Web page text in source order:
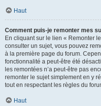
Haut
Comment puis-je remonter mes
En cliquant sur le lien « Remonter
consulter un sujet, vous pouvez
à la première page du forum.
fonctionnalité a peut-être été
les remontées n’a peut-être pas
remonter le sujet simplement en y
tout en respectant les règles du
Haut